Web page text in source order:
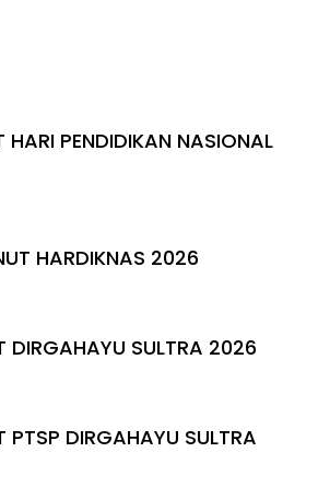
HARI PENDIDIKAN NASIONAL
HARDIKNAS 2026
DIRGAHAYU SULTRA 2026
PTSP DIRGAHAYU SULTRA